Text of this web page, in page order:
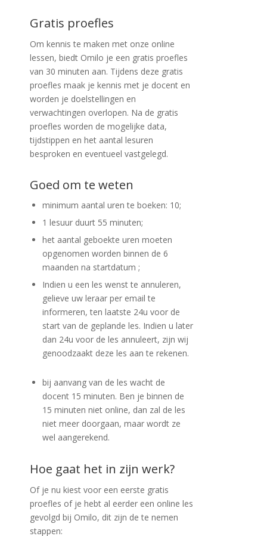
Gratis proefles
Om kennis te maken met onze online
lessen, biedt Omilo je een gratis proefles
van 30 minuten aan. Tijdens deze gratis
proefles maak je kennis met je docent en
worden je doelstellingen en
verwachtingen overlopen. Na de gratis
proefles worden de mogelijke data,
tijdstippen en het aantal lesuren
besproken en eventueel vastgelegd.
Goed om te weten
minimum aantal uren te boeken: 10;
1 lesuur duurt 55 minuten;
het aantal geboekte uren moeten
opgenomen worden binnen de 6
maanden na startdatum ;
Indien u een les wenst te annuleren,
gelieve uw leraar per email te
informeren, ten laatste 24u voor de
start van de geplande les. Indien u later
dan 24u voor de les annuleert, zijn wij
genoodzaakt deze les aan te rekenen.
bij aanvang van de les wacht de
docent 15 minuten. Ben je binnen de
15 minuten niet online, dan zal de les
niet meer doorgaan, maar wordt ze
wel aangerekend.
Hoe gaat het in zijn werk?
Of je nu kiest voor een eerste gratis
proefles of je hebt al eerder een online les
gevolgd bij Omilo, dit zijn de te nemen
stappen: